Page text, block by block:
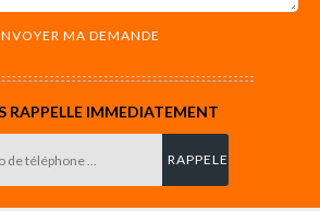
RAPPELLE IMMEDIATEMENT